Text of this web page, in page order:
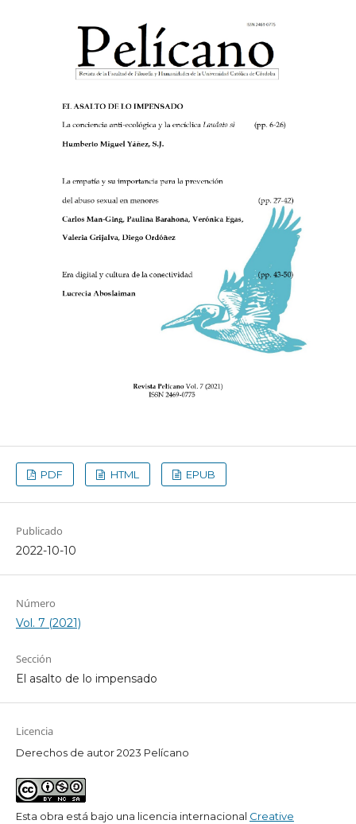
PDF HTML EPUB
Publicado
2022-10-10
Número
Vol. 7 (2021)
Sección
El asalto de lo impensado
Licencia
Derechos de autor 2023 Pelícano
Esta obra está bajo una licencia internacional Creative